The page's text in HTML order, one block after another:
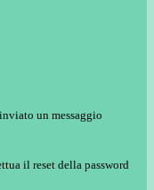
un messaggio
il reset della password